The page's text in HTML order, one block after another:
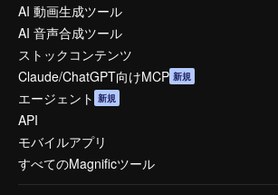
AI 動画生成ツール
AI 音声合成ツール
ストックコンテンツ
Claude/ChatGPT向けMCP 新規
エージェント 新規
API
モバイルアプリ
すべてのMagnificツール